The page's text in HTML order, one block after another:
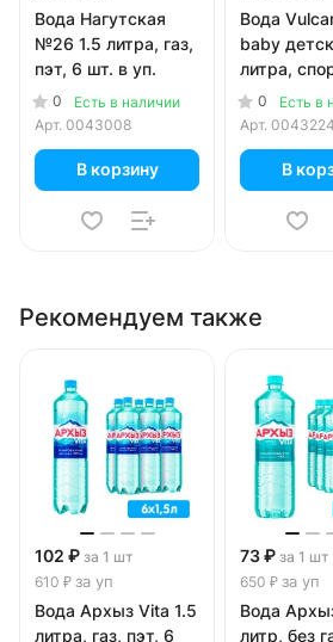
Вода Нагутская
№26 1.5 литра, газ,
пэт, 6 шт. в уп.
0
Есть в наличии
Арт. 0043008
В корзину
Вода
baby
литра,
газа, пэт,
уп.
0
Есть в
Арт. 0043224
В
Рекомендуем также
102 ₽ за 1 шт
610 ₽ за уп
Вода Архыз Vita 1.5
литра, газ, пэт, 6
73 ₽ за 1 шт
650 ₽ за уп
Вода
литр, без